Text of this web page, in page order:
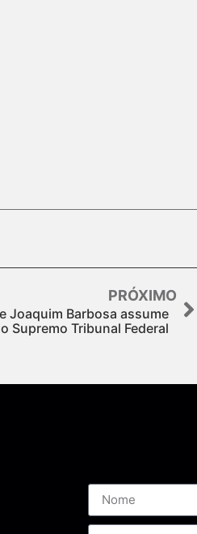
PRÓXIMO
Joaquim Barbosa assume
Supremo Tribunal Federal